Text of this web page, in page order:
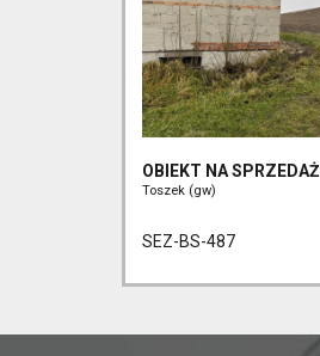
OBIEKT NA SPRZEDAŻ
Toszek (gw)
SEZ-BS-487